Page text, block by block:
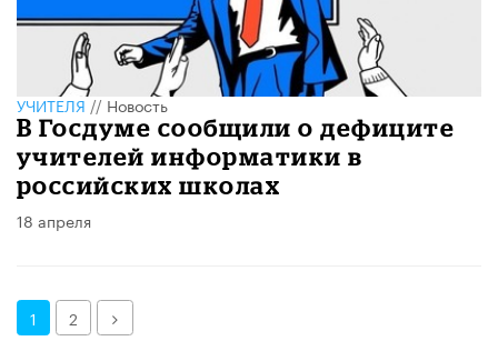
УЧИТЕЛЯ// Новость
В Госдуме сообщили о дефиците
учителей информатики в
российских школах
18 апреля
1 2 Далее